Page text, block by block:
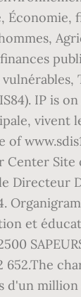
IP is
of
Center
et
652.The